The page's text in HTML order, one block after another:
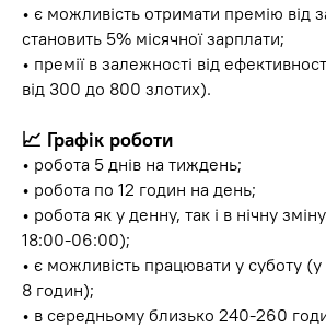
• є можливість отримати премію від
становить 5% місячної зарплати;
• премії в залежності від
від 300 до 800 злотих).
📈 Графік роботи
• робота 5 днів на тиждень;
• робота по 12 годин на день;
• робота як у денну, так і в нічну
18:00-06:00);
• є можливість працювати у суботу
8 годин);
• в середньому близько 240-260